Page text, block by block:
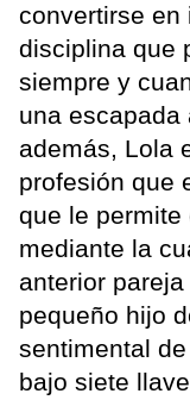
convertirse en
disciplina que
siempre y
una escapada
además, Lola
profesión que
que le
mediante la
anterior
pequeño hijo
sentimental
bajo siete